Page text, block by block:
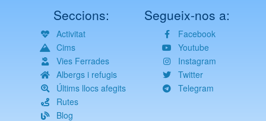
Seccions:
Activitat
Cims
Vies Ferrades
Albergs i refugis
Últims llocs afegits
Rutes
Blog
Segueix-nos a:
Facebook
Youtube
Instagram
Twitter
Telegram